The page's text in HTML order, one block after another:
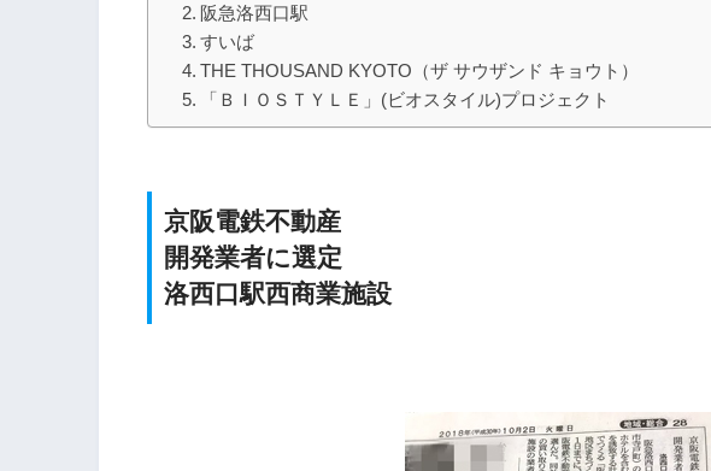
阪急洛西口駅
すいば
THE THOUSAND KYOTO（ザ サウザンド キョウト）
「ＢＩＯＳＴＹＬＥ」(ビオスタイル)プロジェクト
京阪電鉄不動産
開発業者に選定
洛西口駅西商業施設